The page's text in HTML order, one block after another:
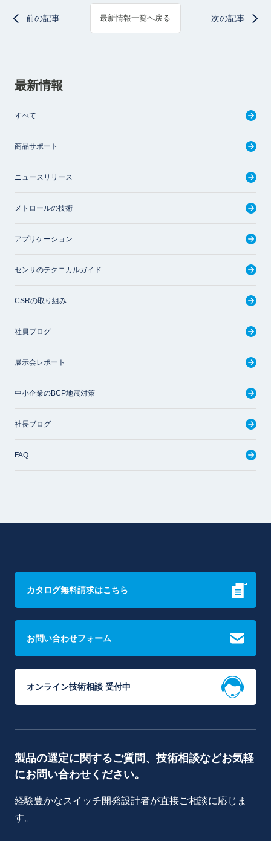
前の記事 最新情報一覧へ戻る 次の記事
最新情報
すべて
商品サポート
ニュースリリース
メトロールの技術
アプリケーション
センサのテクニカルガイド
CSRの取り組み
社員ブログ
展示会レポート
中小企業のBCP地震対策
社長ブログ
FAQ
カタログ無料請求はこちら
お問い合わせフォーム
オンライン技術相談 受付中
製品の選定に関するご質問、技術相談などお気軽
にお問い合わせください。
経験豊かなスイッチ開発設計者が直接ご相談に応じま
す。